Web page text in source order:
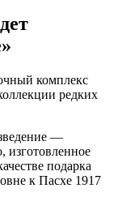
комплекс
редких
—
изготовленное
подарка
к Пасхе 1917